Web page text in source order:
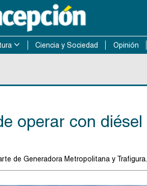
Ciencia y Sociedad Opinión
operar con diésel
de Generadora Metropolitana y Trafigura.